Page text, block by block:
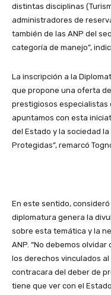
distintas disciplinas
administradores de
también de las ANP del
categoría de manejo”,
La inscripción a la
que propone una oferta
prestigiosos especialistas
apuntamos con esta
del Estado y la sociedad
Protegidas”, remarcó
En este sentido,
diplomatura genera la
sobre esta temática y la
ANP. “No debemos
los derechos vinculados al
contracara del deber de
tiene que ver con el